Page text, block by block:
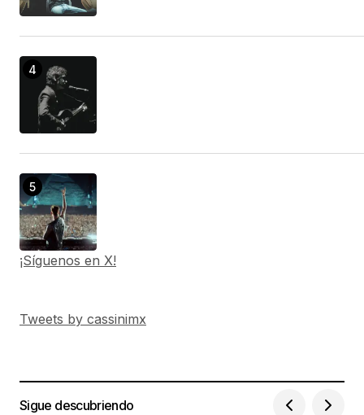
¡Síguenos en X!
Tweets by cassinimx
Sigue descubriendo